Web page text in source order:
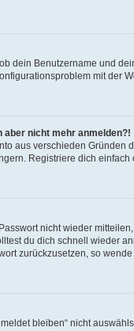
dein Benutzername und
mit der
aber nicht mehr anmelden?!
aus verschieden
Registriere dich
nicht wieder
du dich schnell wieder
zurückzusetzen, so
bleiben“ nicht